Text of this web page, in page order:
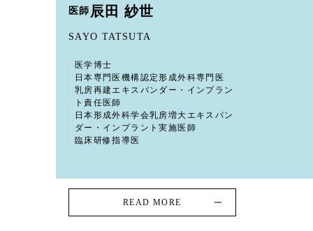
医師 辰田 紗世
SAYO TATSUTA
医学博士
日本専門医機構認定形成外科専門医
乳房再建エキスパンダー・インプラン
ト責任医師
日本形成外科学会乳房増大エキスパン
ダー・インプラント実施医師
臨床研修指導医
READ MORE